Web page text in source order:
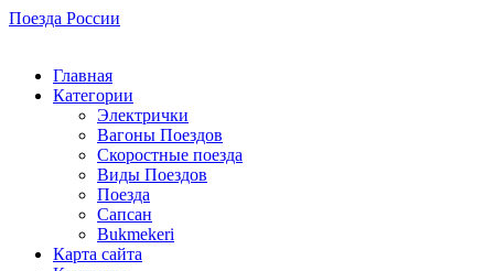
Поезда России
Главная
Категории
Электрички
Вагоны Поездов
Скоростные поезда
Виды Поездов
Поезда
Сапсан
Bukmekeri
Карта сайта